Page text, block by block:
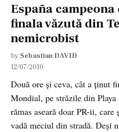
España
finala văzută din
nemicrobist
by Sebastian DAVID
12/07/2010
Două ore şi ceva, cât a ţinut
Mondial, pe străzile din Playa
rămas aseară doar PR-ii,
vadă meciul din stradă. Deşi